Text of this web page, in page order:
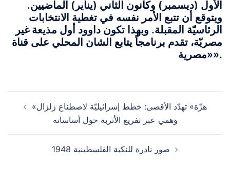
الأول (ديسمبر) وكانون الثاني (يناير) الماضيين.
ويتوقع أن تتبع الأمر نفسه في تغطية الانتخابات
الرئاسيّة المقبلة. وبهذا تكون داوود أول مذيعة غير
مصريّة، تقدم برنامجاً يتابع الشان المحلي على قناة
«مصرية».
navigation
«هزّة» تهدّد الأقصى: خطط إسرائيليّة لاصطناع زلزال
وهمي عبر تفريغ الأتربة حول أساساته
صور نادرة للنكبة الفلسطينية 1948